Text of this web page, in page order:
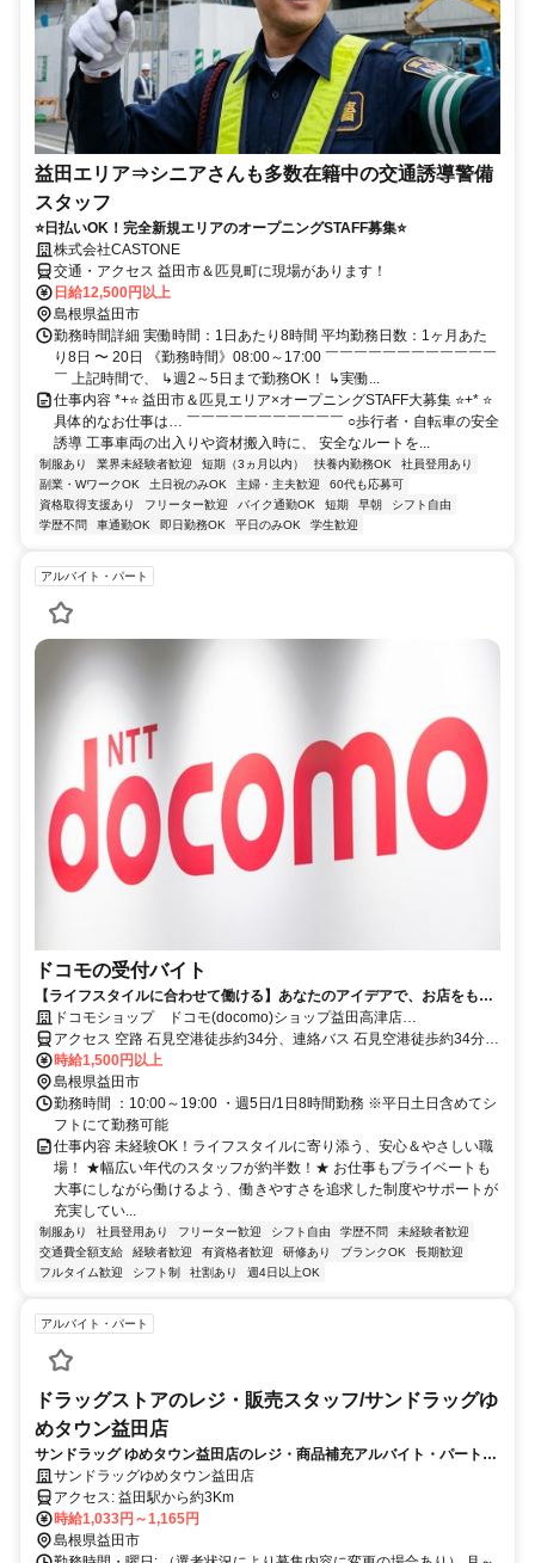
益田エリア⇒シニアさんも多数在籍中の交通誘導警備
スタッフ
⭐日払いOK！完全新規エリアのオープニングSTAFF募集⭐
株式会社CASTONE
交通・アクセス 益田市＆匹見町に現場があります！
日給12,500円以上
島根県益田市
勤務時間詳細 実働時間：1日あたり8時間 平均勤務日数：1ヶ月あた
り8日 〜 20日 《勤務時間》08:00～17:00 ￣￣￣￣￣￣￣￣￣￣￣￣
￣ 上記時間で、 ↳週2～5日まで勤務OK！ ↳実働...
仕事内容 *+⭐ 益田市＆匹見エリア×オープニングSTAFF大募集 ⭐+* ⭐
具体的なお仕事は… ￣￣￣￣￣￣￣￣￣￣￣ ○歩行者・自転車の安全
誘導 工事車両の出入りや資材搬入時に、 安全なルートを...
制服あり 業界未経験者歓迎 短期（3ヵ月以内） 扶養内勤務OK
社員登用あり
副業・WワークOK
土日祝のみOK 主婦・主夫歓迎
60代も応募可
資格取得支援あり
フリーター歓迎 バイク通勤OK 短期 早朝
シフト自由
学歴不問
車通勤OK 即日勤務OK 平日のみOK 学生歓迎
アルバイト・パート
ドコモの受付バイト
【ライフスタイルに合わせて働ける】あなたのアイデアで、お店をもっ
と素敵に☆スタート日は相談OKです！
ドコモショップ ドコモ(docomo)ショップ益田高津店
「N075802B」
アクセス 空路 石見空港徒歩約34分、連絡バス 石見空港徒歩約34分、
連絡バス 益田徒歩約33分
時給1,500円以上
島根県益田市
勤務時間 ：10:00～19:00 ・週5日/1日8時間勤務 ※平日土日含めてシ
フトにて勤務可能
仕事内容 未経験OK！ライフスタイルに寄り添う、安心＆やさしい職
場！ ★幅広い年代のスタッフが約半数！★ お仕事もプライベートも
大事にしながら働けるよう、働きやすさを追求した制度やサポートが
充実してい...
制服あり 社員登用あり フリーター歓迎 シフト自由 学歴不問
未経験者歓迎
交通費全額支給
経験者歓迎 有資格者歓迎 研修あり ブランクOK
長期歓迎
フルタイム歓迎
シフト制 社割あり 週4日以上OK
アルバイト・パート
ドラッグストアのレジ・販売スタッフ/サンドラッグゆ
めタウン益田店
サンドラッグ ゆめタウン益田店のレジ・商品補充アルバイト・パート大
募集！
サンドラッグゆめタウン益田店
アクセス: 益田駅から約3Km
時給1,033円～1,165円
島根県益田市